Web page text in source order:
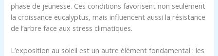
phase de jeunesse. Ces conditions favorisent non seulement
la croissance eucalyptus, mais influencent aussi la résistance
de l’arbre face aux stress climatiques.
L’exposition au soleil est un autre élément fondamental : les